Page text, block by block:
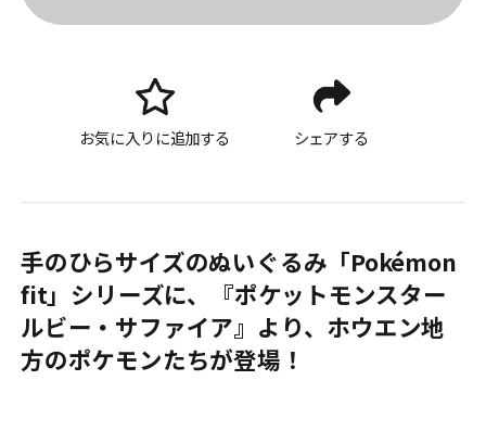
お気に入りに追加する シェアする
手のひらサイズのぬいぐるみ「Pokémon
fit」シリーズに、『ポケットモンスター
ルビー・サファイア』より、ホウエン地
方のポケモンたちが登場！